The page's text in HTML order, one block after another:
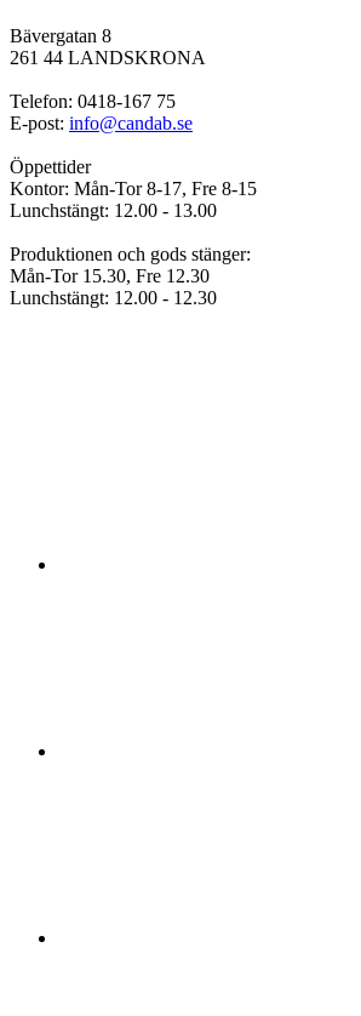
Bävergatan 8
261 44 LANDSKRONA
Telefon: 0418-167 75
E-post: info@candab.se
Öppettider
Kontor: Mån-Tor 8-17, Fre 8-15
Lunchstängt: 12.00 - 13.00
Produktionen och gods stänger:
Mån-Tor 15.30, Fre 12.30
Lunchstängt: 12.00 - 12.30